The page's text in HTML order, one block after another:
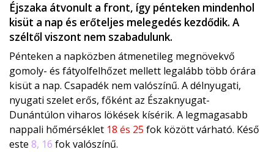
Éjszaka átvonult a front, így pénteken mindenhol
kisüt a nap és erőteljes melegedés kezdődik. A
széltől viszont nem szabadulunk.
Pénteken a napközben átmenetileg megnövekvő
gomoly- és fátyolfelhőzet mellett legalább több órára
kisüt a nap. Csapadék nem valószínű. A délnyugati,
nyugati szelet erős, főként az Északnyugat-
Dunántúlon viharos lökések kísérik. A legmagasabb
nappali hőmérséklet 18 és 25 fok között várható. Késő
este 8, 16 fok valószínű.